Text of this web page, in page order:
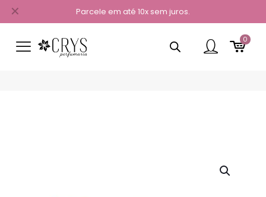
Parcele em até 10x sem juros.
✕
0